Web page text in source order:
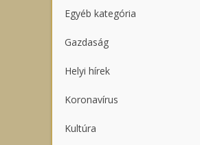
Egyéb kategória
Gazdaság
Helyi hírek
Koronavírus
Kultúra